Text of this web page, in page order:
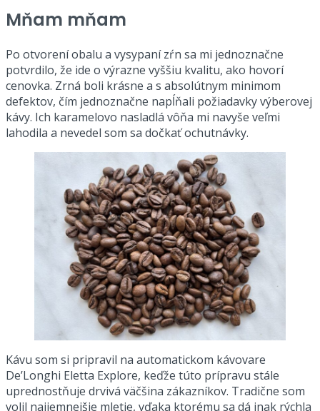
Mňam mňam
Po otvorení obalu a vysypaní zŕn sa mi jednoznačne
potvrdilo, že ide o výrazne vyššiu kvalitu, ako hovorí
cenovka. Zrná boli krásne a s absolútnym minimom
defektov, čím jednoznačne napĺňali požiadavky výberovej
kávy. Ich karamelovo nasladlá vôňa mi navyše veľmi
lahodila a nevedel som sa dočkať ochutnávky.
Kávu som si pripravil na automatickom kávovare
De’Longhi Eletta Explore, keďže túto prípravu stále
uprednostňuje drvivá väčšina zákazníkov. Tradične som
volil najjemnejšie mletie, vďaka ktorému sa dá inak rýchla